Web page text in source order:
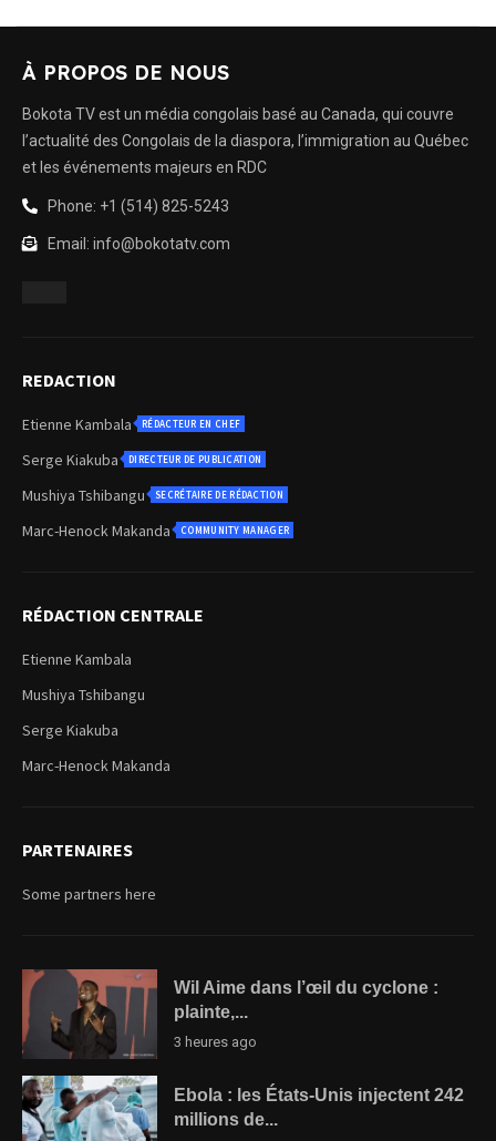
À PROPOS DE NOUS
Bokota TV est un média congolais basé au Canada, qui couvre
l’actualité des Congolais de la diaspora, l’immigration au Québec
et les événements majeurs en RDC
Phone: +1 (514) 825-5243
Email: info@bokotatv.com
REDACTION
Etienne Kambala RÉDACTEUR EN CHEF
Serge Kiakuba DIRECTEUR DE PUBLICATION
Mushiya Tshibangu SECRÉTAIRE DE RÉDACTION
Marc-Henock Makanda COMMUNITY MANAGER
RÉDACTION CENTRALE
Etienne Kambala
Mushiya Tshibangu
Serge Kiakuba
Marc-Henock Makanda
PARTENAIRES
Some partners here
Wil Aime dans l’œil du cyclone :
plainte,...
3 heures ago
Ebola : les États-Unis injectent 242
millions de...